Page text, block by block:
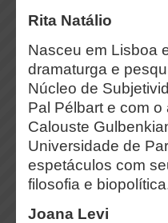
Rita Natálio
Nasceu em Lisboa
dramaturga e
Núcleo de
Pal Pélbart e com
Calouste
Universidade de
espetáculos com
filosofia e
Joana Levi